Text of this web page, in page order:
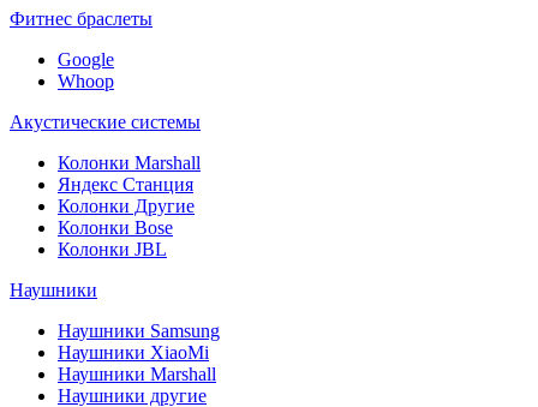
Фитнес браслеты
Google
Whoop
Акустические системы
Колонки Marshall
Яндекс Станция
Колонки Другие
Колонки Bose
Колонки JBL
Наушники
Наушники Samsung
Наушники XiaoMi
Наушники Marshall
Наушники другие